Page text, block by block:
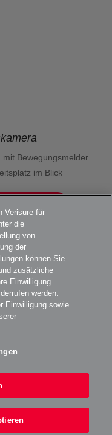
Bewegungsmelder
im Blick
Verisure für
die
von
der
können Sie
zusätzliche
Einwilligung
werden.
Einwilligung sowie